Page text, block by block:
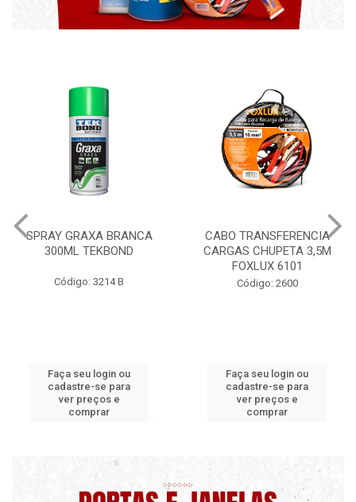
CABO TRANSFERENCIA
CARGAS CHUPETA 3,5M
Código: 2600
Faça seu login ou
cadastre-se para
ver preços e
comprar
CHAVE DE RODA TIPO CRUZ
17X19X21X23 FOX 4513
Código: 2628
Faça seu login ou
cadastre-se para
ver preços e
comprar